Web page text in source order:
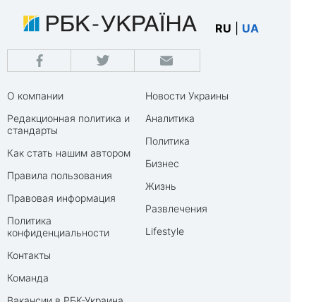
RU UA
О компании
Редакционная политика и
стандарты
Как стать нашим автором
Правила пользования
Правовая информация
Политика
конфиденциальности
Контакты
Команда
Новости Украины
Аналитика
Политика
Бизнес
Жизнь
Развлечения
Lifestyle